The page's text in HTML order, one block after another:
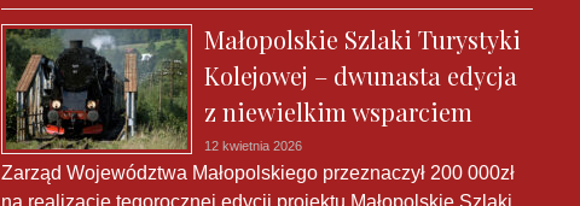
Małopolskie Szlaki Turystyki
Kolejowej – dwunasta edycja
z niewielkim wsparciem
12 kwietnia 2026
Zarząd Województwa Małopolskiego przeznaczył 200 000zł
na realizację tegorocznej edycji projektu Małopolskie Szlaki